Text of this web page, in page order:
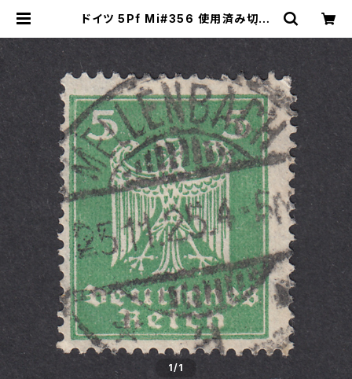
ドイツ 5Pf Mi#356 使用済み切手
ングスタンプのネットショップ | You
ng Stamp
1/1